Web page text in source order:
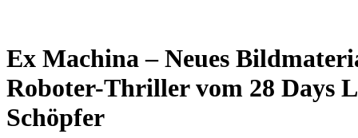
Ex Machina – Neues
Roboter-Thriller vom 28 Days
Schöpfer